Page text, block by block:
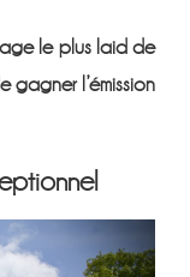
le plus laid de
gagner l’émission